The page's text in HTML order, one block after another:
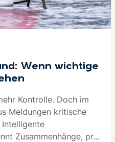
Wenn wichtige
Kontrolle. Doch im
Meldungen kritische
Zusammenhänge, pr...